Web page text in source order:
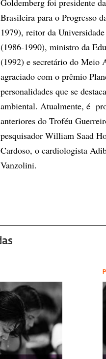
Goldemberg foi presidente
Brasileira para o Progresso
1979), reitor da
(1986-1990), ministro da
(1992) e secretário do Meio
agraciado com o prêmio
personalidades que se
ambiental. Atualmente, é
anteriores do Troféu
pesquisador William Saad
Cardoso, o cardiologista
Vanzolini.